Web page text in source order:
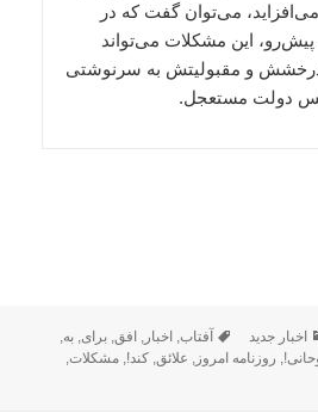
می‌توان گفت که در
این مشکلات می‌تواند
و مقبولیتش به سرنوشتی
دولت مستعجل.
دسته‌ها
اخبار جدید برچسب‌ها
آفتاب, اخبار, افق,برای,به,
, روزنامه امروز, علائق,کند!,مشکلات,